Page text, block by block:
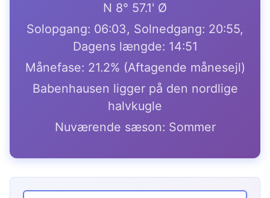
N 8° 57.1' Ø
Solopgang: 06:03, Solnedgang: 20:55,
Dagens længde: 14:51
Månefase: 21.2% (Aftagende månesejl)
Babenhausen ligger på den nordlige
halvkugle
Nuværende sæson: Sommer